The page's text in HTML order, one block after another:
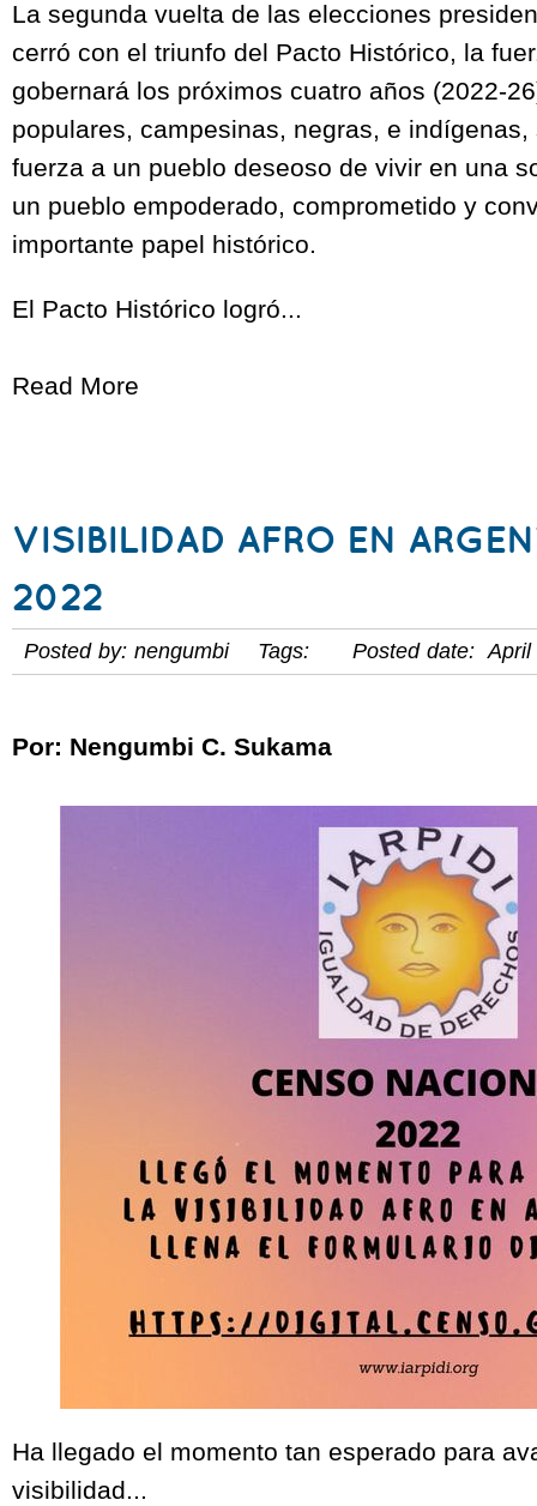
La segunda vuelta de las elecciones
cerró con el triunfo del Pacto Histórico, la
gobernará los próximos cuatro años (2022-
populares, campesinas, negras, e
fuerza a un pueblo deseoso de vivir en una
un pueblo empoderado, comprometido y
importante papel histórico.
El Pacto Histórico logró...
Read More
VISIBILIDAD AFRO EN
2022
Posted by: nengumbi Tags: Posted date: April
Por: Nengumbi C. Sukama
Ha llegado el momento tan esperado para
visibilidad...